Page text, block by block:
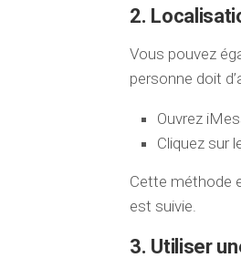
2.
Vous pouvez
personne doit
Ouvrez
Cliquez sur
Cette méthode
est suivie.
3. Utiliser